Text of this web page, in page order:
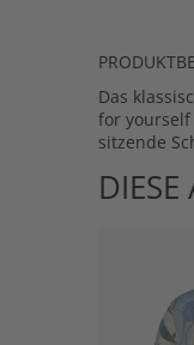
Das
for yourself
sitzende